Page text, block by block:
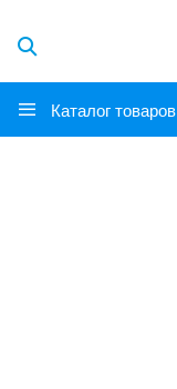
Каталог товаров